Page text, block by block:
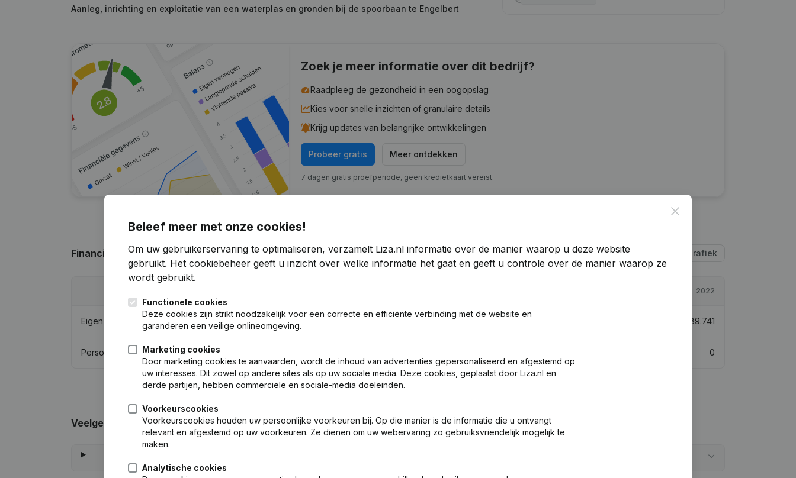
Aanleg, inrichting en exploitatie van een waterplas en gronden bij de spoorbaan te Engelbert
Zoek je meer informatie over dit bedrijf?
Raadpleeg de gezondheid in een oogopslag
Kies voor snelle inzichten of granulaire details
Krijg updates van belangrijke ontwikkelingen
Probeer gratis Meer ontdekken
7 dagen gratis proefperiode, geen kredietkaart vereist.
Financiële gegevensvan Natuurbad en Camping Engelbert Grafiek
2022
Eigen vermogen 293.217 -1,19% 289.741
Personeel 0
Veelgestelde vragen
Close
Beleef meer met onze cookies!
Om uw gebruikerservaring te optimaliseren, verzamelt Liza.nl informatie over de manier waarop u deze website
gebruikt. Het cookiebeheer geeft u inzicht over welke informatie het gaat en geeft u controle over de manier waarop ze
wordt gebruikt.
Functionele cookies
Deze cookies zijn strikt noodzakelijk voor een correcte en efficiënte verbinding met de website en
garanderen een veilige onlineomgeving.
Marketing cookies
Door marketing cookies te aanvaarden, wordt de inhoud van advertenties gepersonaliseerd en afgestemd op
uw interesses. Dit zowel op andere sites als op uw sociale media. Deze cookies, geplaatst door Liza.nl en
derde partijen, hebben commerciële en sociale-media doeleinden.
Voorkeurscookies
Voorkeurscookies houden uw persoonlijke voorkeuren bij. Op die manier is de informatie die u ontvangt
relevant en afgestemd op uw voorkeuren. Ze dienen om uw webervaring zo gebruiksvriendelijk mogelijk te
maken.
Analytische cookies